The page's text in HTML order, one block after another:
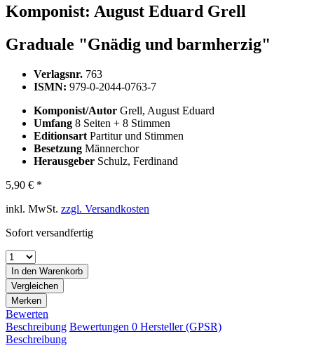
Komponist: August Eduard Grell
Graduale "Gnädig und barmherzig"
Verlagsnr. 763
ISMN: 979-0-2044-0763-7
Komponist/Autor Grell, August Eduard
Umfang 8 Seiten + 8 Stimmen
Editionsart Partitur und Stimmen
Besetzung Männerchor
Herausgeber Schulz, Ferdinand
5,90 € *
inkl. MwSt. zzgl. Versandkosten
Sofort versandfertig
In den Warenkorb
Vergleichen
Merken
Bewerten
Beschreibung Bewertungen 0 Hersteller (GPSR)
Beschreibung